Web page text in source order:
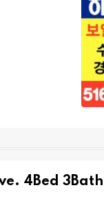
4Bed 3Bath